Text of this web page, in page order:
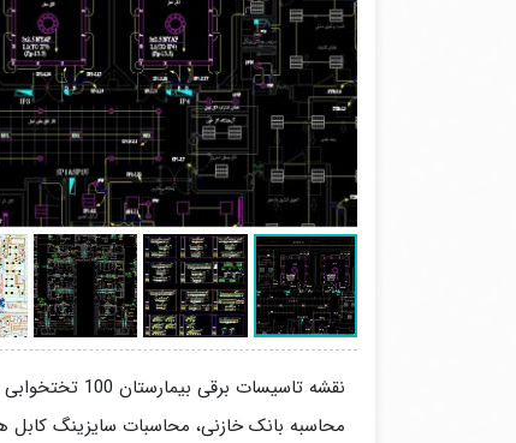
نقشه تاسیسات برقی بیمارستان 100 تختخوابی همراه با فایل های محاسبات روشنایی خروجی
محاسبه بانک خازنی، محاسبات سایزینگ کابل